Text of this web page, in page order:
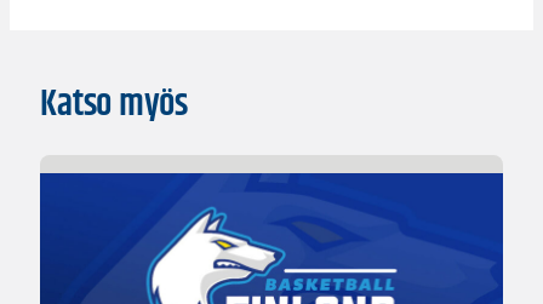
Katso myös